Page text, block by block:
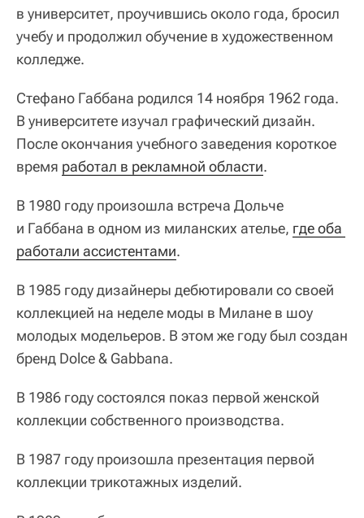
в университет, проучившись около года, бросил
учебу и продолжил обучение в художественном
колледже.
Стефано Габбана родился 14 ноября 1962 года.
В университете изучал графический дизайн.
После окончания учебного заведения короткое
время работал в рекламной области.
В 1980 году произошла встреча Дольче
и Габбана в одном из миланских ателье, где оба
работали ассистентами.
В 1985 году дизайнеры дебютировали со своей
коллекцией на неделе моды в Милане в шоу
молодых модельеров. В этом же году был создан
бренд Dolce & Gabbana.
В 1986 году состоялся показ первой женской
коллекции собственного производства.
В 1987 году произошла презентация первой
коллекции трикотажных изделий.